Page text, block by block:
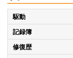
駆動
記録簿
修復歴